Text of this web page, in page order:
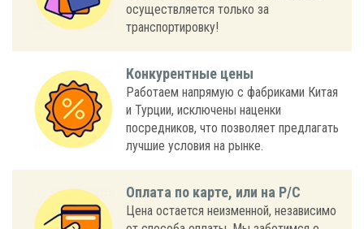
осуществляется только за
транспортировку!
Конкурентные цены
Работаем напрямую с фабриками Китая
и Турции, исключены наценки
посредников, что позволяет предлагать
лучшие условия на рынке.
Оплата по карте, или на Р/С
Цена остается неизменной, независимо